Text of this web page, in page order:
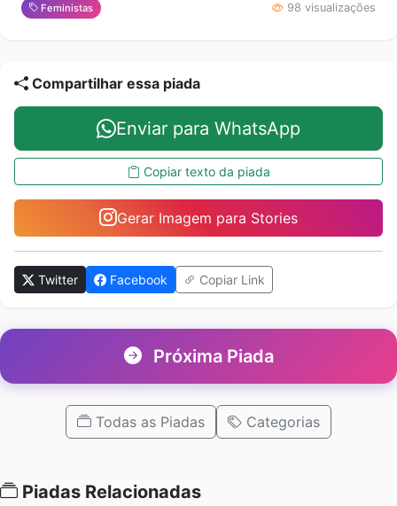
Feministas 98 visualizações
Compartilhar essa piada
Enviar para WhatsApp
Copiar texto da piada
Gerar Imagem para Stories
Twitter Facebook Copiar Link
Próxima Piada
Todas as Piadas Categorias
Piadas Relacionadas